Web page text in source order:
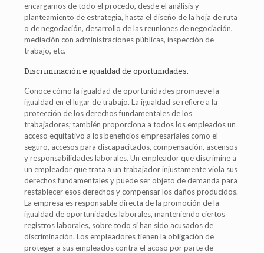
encargamos de todo el procedo, desde el análisis y
planteamiento de estrategia, hasta el diseño de la hoja de ruta
o de negociación, desarrollo de las reuniones de negociación,
mediación con administraciones públicas, inspección de
trabajo, etc.
Discriminación e igualdad de oportunidades:
Conoce cómo la igualdad de oportunidades promueve la
igualdad en el lugar de trabajo. La igualdad se refiere a la
protección de los derechos fundamentales de los
trabajadores; también proporciona a todos los empleados un
acceso equitativo a los beneficios empresariales como el
seguro, accesos para discapacitados, compensación, ascensos
y responsabilidades laborales. Un empleador que discrimine a
un empleador que trata a un trabajador injustamente viola sus
derechos fundamentales y puede ser objeto de demanda para
restablecer esos derechos y compensar los daños producidos.
La empresa es responsable directa de la promoción de la
igualdad de oportunidades laborales, manteniendo ciertos
registros laborales, sobre todo si han sido acusados de
discriminación. Los empleadores tienen la obligación de
proteger a sus empleados contra el acoso por parte de